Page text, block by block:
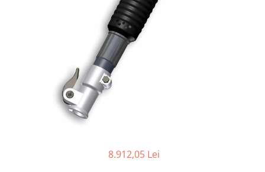
Chei pneumatice cu impact
Ciocane daltuitoare pneumatice
Compactoare pneumatice
Curatatoare cu ace
Masini de filetat
Masini de insurubat cu clichet
8.912,05 Lei